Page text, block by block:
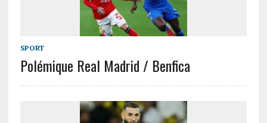
SPORT
Polémique Real Madrid / Benfica